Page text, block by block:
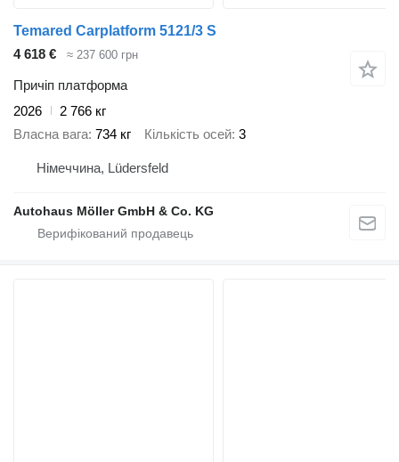
Temared Carplatform 5121/3 S
4 618 €
≈ 237 600 грн
Причіп платформа
2026
2 766 кг
Власна вага 734 кг Кількість осей 3
Німеччина, Lüdersfeld
Autohaus Möller GmbH & Co. KG